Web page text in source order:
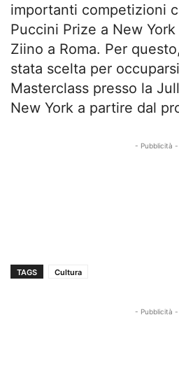
importanti competizioni
Puccini Prize a New
Ziino a Roma. Per
stata scelta per
Masterclass presso la
New York a partire dal
- Pubblicità -
TAGS Cultura
- Pubblicità -